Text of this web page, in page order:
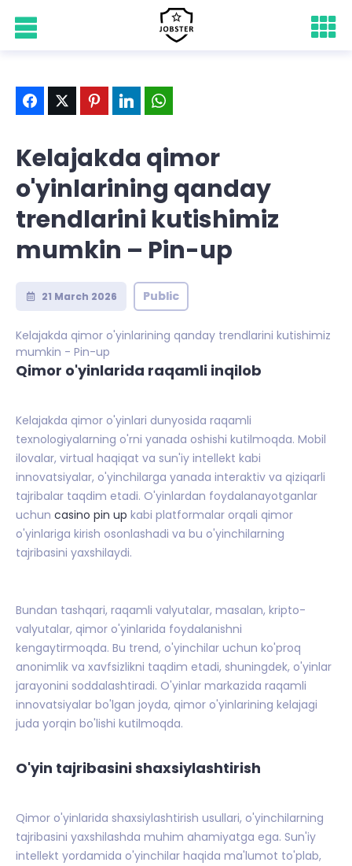
Kelajakda qimor
o'yinlarining qanday
trendlarini kutishimiz
mumkin – Pin-up
21 March 2026 Public
Kelajakda qimor o'yinlarining qanday trendlarini kutishimiz
mumkin - Pin-up
Qimor o'yinlarida raqamli inqilob
Kelajakda qimor o'yinlari dunyosida raqamli
texnologiyalarning o'rni yanada oshishi kutilmoqda. Mobil
ilovalar, virtual haqiqat va sun'iy intellekt kabi
innovatsiyalar, o'yinchilarga yanada interaktiv va qiziqarli
tajribalar taqdim etadi. O'yinlardan foydalanayotganlar
uchun casino pin up kabi platformalar orqali qimor
o'yinlariga kirish osonlashadi va bu o'yinchilarning
tajribasini yaxshilaydi.
Bundan tashqari, raqamli valyutalar, masalan, kripto-
valyutalar, qimor o'yinlarida foydalanishni
kengaytirmoqda. Bu trend, o'yinchilar uchun ko'proq
anonimlik va xavfsizlikni taqdim etadi, shuningdek, o'yinlar
jarayonini soddalashtiradi. O'yinlar markazida raqamli
innovatsiyalar bo'lgan joyda, qimor o'yinlarining kelajagi
juda yorqin bo'lishi kutilmoqda.
O'yin tajribasini shaxsiylashtirish
Qimor o'yinlarida shaxsiylashtirish usullari, o'yinchilarning
tajribasini yaxshilashda muhim ahamiyatga ega. Sun'iy
intellekt yordamida o'yinchilar haqida ma'lumot to'plab,